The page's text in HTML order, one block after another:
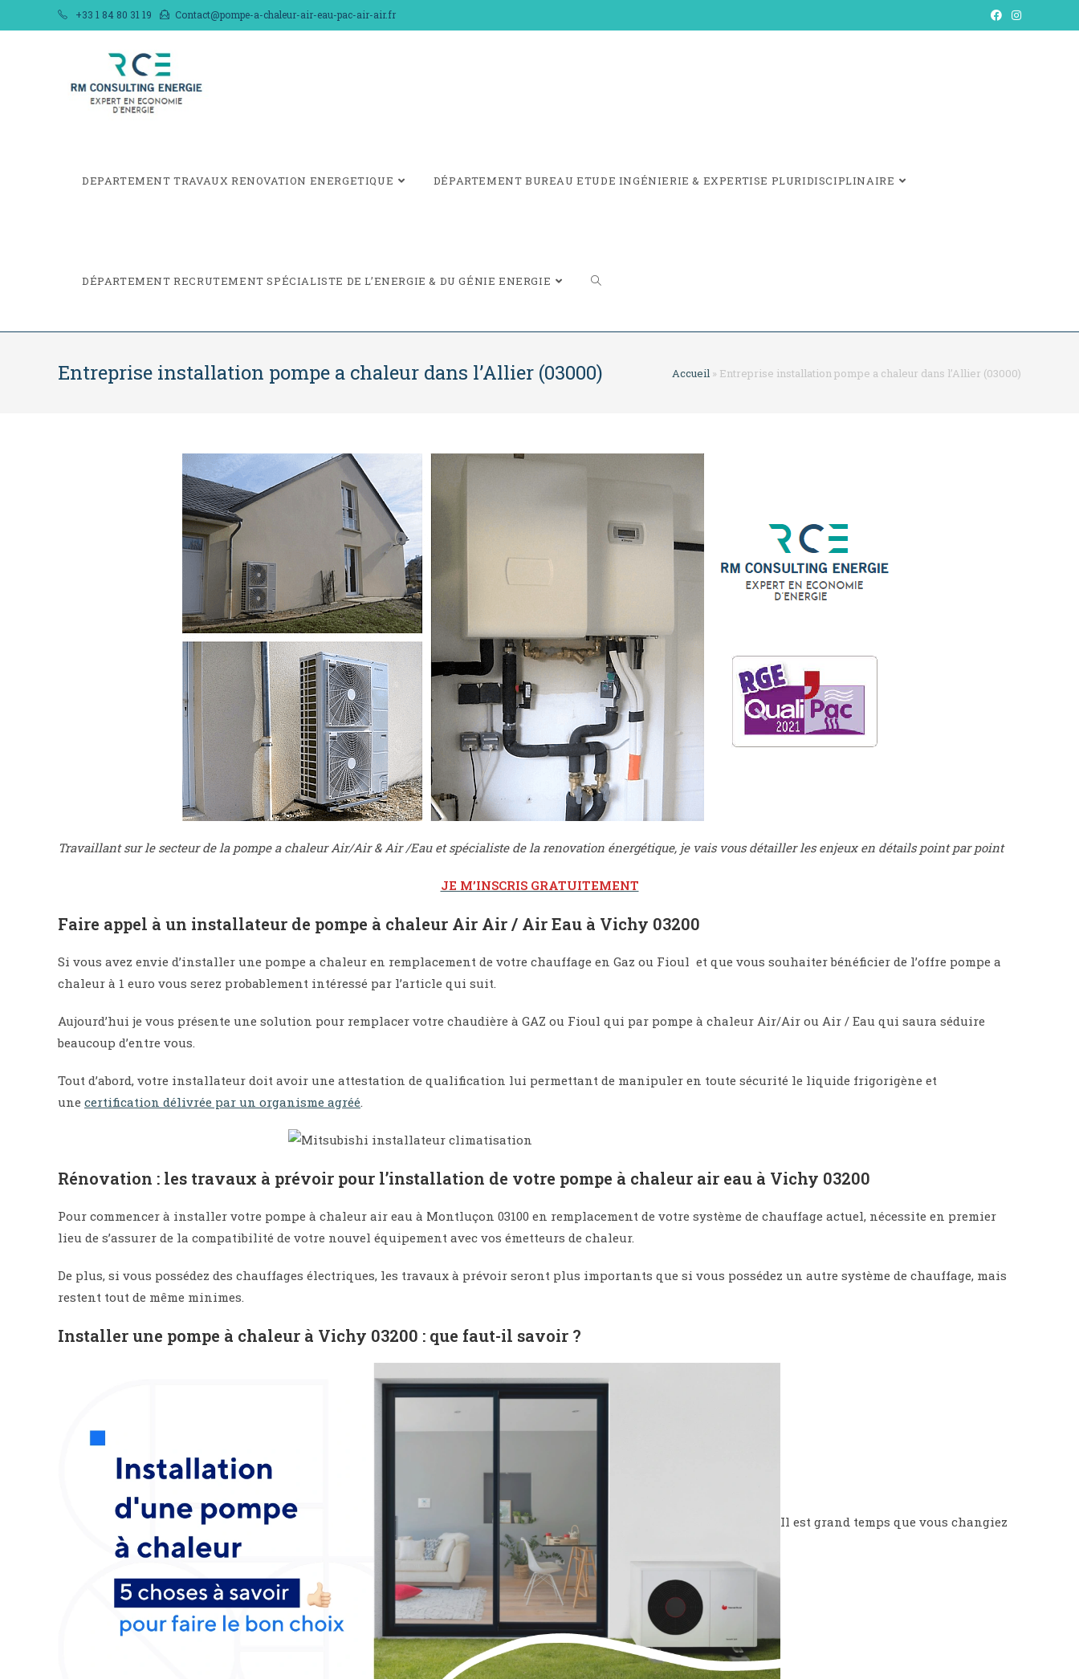
to
+33 1 84 80 31 19 Contact@pompe-a-chaleur-air-eau-pac-air-air.fr
DEPARTEMENT TRAVAUX RENOVATION ENERGETIQUE DÉPARTEMENT BUREAU ETUDE INGÉNIERIE & EXPERTISE PLURIDISCIPLINAIRE
DÉPARTEMENT RECRUTEMENT SPÉCIALISTE DE L’ENERGIE & DU GÉNIE ENERGIE
Entreprise installation pompe a chaleur dans l’Allier (03000) Accueil » Entreprise installation pompe a chaleur dans l’Allier (03000)
Travaillant sur le secteur de la pompe a chaleur Air/Air & Air /Eau et spécialiste de la renovation énergétique, je vais vous détailler les enjeux en détails point par point
JE M’INSCRIS GRATUITEMENT
Faire appel à un installateur de pompe à chaleur Air Air / Air Eau à Vichy 03200
Si vous avez envie d’installer une pompe a chaleur en remplacement de votre chauffage en Gaz ou Fioul et que vous souhaiter bénéficier de l’offre pompe a
chaleur à 1 euro vous serez probablement intéressé par l’article qui suit.
Aujourd’hui je vous présente une solution pour remplacer votre chaudière à GAZ ou Fioul qui par pompe à chaleur Air/Air ou Air / Eau qui saura séduire
beaucoup d’entre vous.
Tout d’abord, votre installateur doit avoir une attestation de qualification lui permettant de manipuler en toute sécurité le liquide frigorigène et
une certification délivrée par un organisme agréé.
Rénovation : les travaux à prévoir pour l’installation de votre pompe à chaleur air eau à Vichy 03200
Pour commencer à installer votre pompe à chaleur air eau à Montluçon 03100 en remplacement de votre système de chauffage actuel, nécessite en premier
lieu de s’assurer de la compatibilité de votre nouvel équipement avec vos émetteurs de chaleur.
De plus, si vous possédez des chauffages électriques, les travaux à prévoir seront plus importants que si vous possédez un autre système de chauffage, mais
restent tout de même minimes.
Installer une pompe à chaleur à Vichy 03200 : que faut-il savoir ?
Il est grand temps que vous changiez